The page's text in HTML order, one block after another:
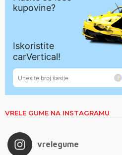
VRELE GUME NA INSTAGRAMU
vrelegume